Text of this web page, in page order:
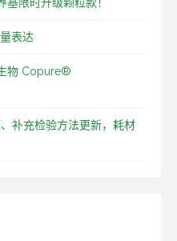
表达
物 Copure®
补充检验方法更新，耗材